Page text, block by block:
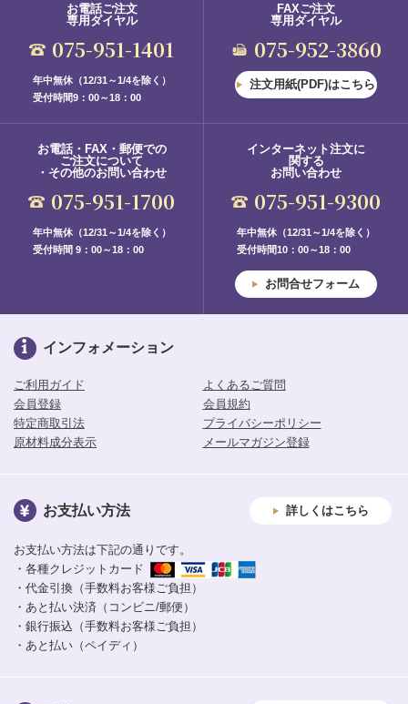
お電話ご注文
専用ダイヤル
075-951-1401
年中無休（12/31～1/4を除く）
受付時間9：00～18：00
FAXご注文
専用ダイヤル
075-952-3860
注文用紙(PDF)はこちら
お電話・FAX・郵便での
ご注文について
・その他のお問い合わせ
075-951-1700
年中無休（12/31～1/4を除く）
受付時間 9：00～18：00
インターネット注文に
関する
お問い合わせ
075-951-9300
年中無休（12/31～1/4を除く）
受付時間10：00～18：00
お問合せフォーム
インフォメーション
ご利用ガイド
よくあるご質問
会員登録
会員規約
特定商取引法
プライバシーポリシー
原材料成分表示
メールマガジン登録
お支払い方法 詳しくはこちら
お支払い方法は下記の通りです。
・各種クレジットカード
・代金引換（手数料お客様ご負担）
・あと払い決済（コンビニ/郵便）
・銀行振込（手数料お客様ご負担）
・あと払い（ペイディ）